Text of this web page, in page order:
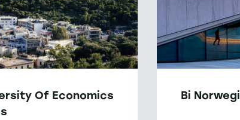
Of Economics
Bi